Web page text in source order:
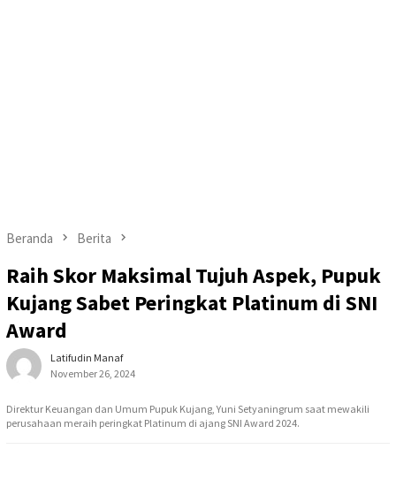
Beranda Berita
Raih Skor Maksimal Tujuh Aspek, Pupuk
Kujang Sabet Peringkat Platinum di SNI
Award
Latifudin Manaf
November 26, 2024
Direktur Keuangan dan Umum Pupuk Kujang, Yuni Setyaningrum saat mewakili
perusahaan meraih peringkat Platinum di ajang SNI Award 2024.